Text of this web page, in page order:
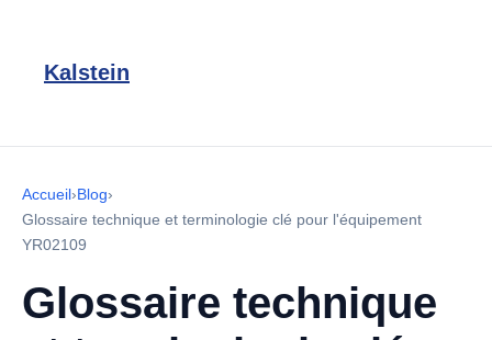
Kalstein
Accueil›Blog›
Glossaire technique et terminologie clé pour l'équipement
YR02109
Glossaire technique